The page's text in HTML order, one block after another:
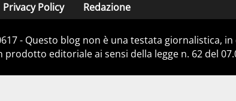
Privacy Policy Redazione
- Questo blog non è una testata giornalistica,
editoriale ai sensi della legge n. 62 del